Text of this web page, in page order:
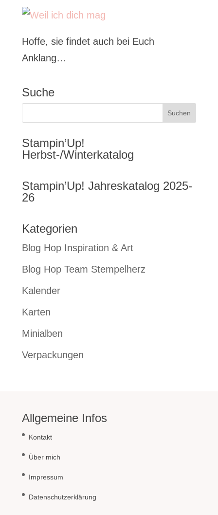
Hoffe, sie findet auch bei Euch
Anklang…
Suche
Stampin’Up!
Herbst-/Winterkatalog
Stampin’Up! Jahreskatalog 2025-
26
Kategorien
Blog Hop Inspiration & Art
Blog Hop Team Stempelherz
Kalender
Karten
Minialben
Verpackungen
Allgemeine Infos
Kontakt
Über mich
Impressum
Datenschutzerklärung